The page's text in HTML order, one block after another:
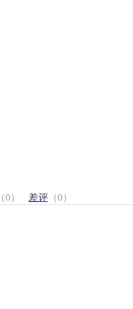
（0） 差评 （0）